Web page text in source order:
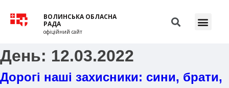
ВОЛИНСЬКА ОБЛАСНА
РАДА
офіційний сайт
День: 12.03.2022
Дорогі наші захисники: сини, брати,